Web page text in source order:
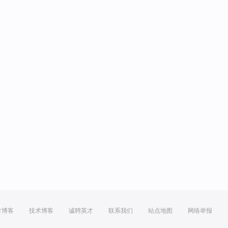
博客 技术博客 诚聘英才 联系我们 站点地图 网络举报